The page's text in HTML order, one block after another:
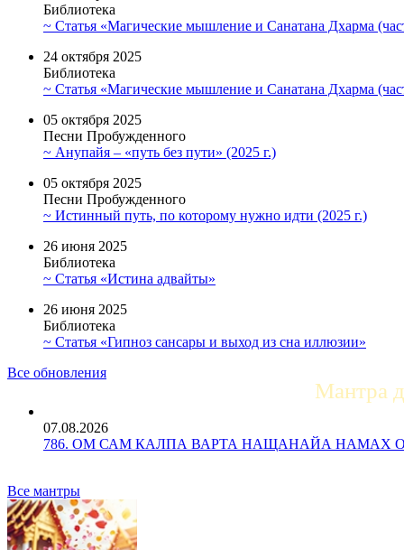
Библиотека
~ Статья «Магические мышление и Санатана Дхарма
24 октября 2025
Библиотека
~ Статья «Магические мышление и Санатана Дхарма
05 октября 2025
Песни Пробужденного
~ Анупайя – «путь без пути» (2025 г.)
05 октября 2025
Песни Пробужденного
~ Истинный путь, по которому нужно идти (2025 г.)
26 июня 2025
Библиотека
~ Статья «Истина адвайты»
26 июня 2025
Библиотека
~ Статья «Гипноз сансары и выход из сна иллюзии»
Все обновления
Мантра
07.08.2026
786. ОМ САМ КАЛПА ВАРТА НАЩАНАЙА НАМАХ ОМ
Все мантры